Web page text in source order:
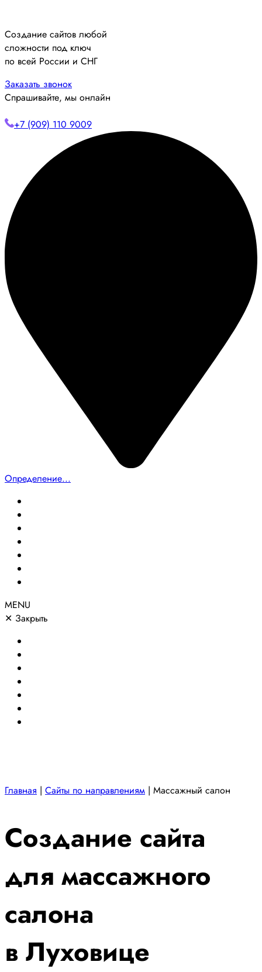
Создание сайтов любой
сложности под ключ
по всей России и СНГ
Заказать звонок
Спрашивайте, мы онлайн
+7 (909) 110 9009
Определение...
MENU
✕ Закрыть
Главная | Сайты по направлениям | Массажный салон
Создание сайта
для массажного
салона
в Луховице